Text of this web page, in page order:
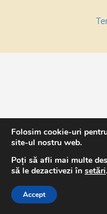
Folosim cookie-uri
site-ul nostru web.
Poți să afli mai multe
să le dezactivezi în setări.
Accept